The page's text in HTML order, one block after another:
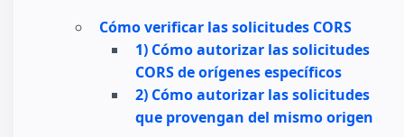
Cómo verificar las solicitudes CORS
1) Cómo autorizar las solicitudes
CORS de orígenes específicos
2) Cómo autorizar las solicitudes
que provengan del mismo origen